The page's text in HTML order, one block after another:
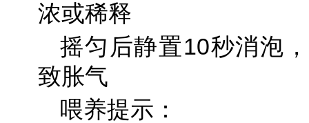
浓或稀释
摇匀后静置10秒消泡
致胀气
喂养提示：